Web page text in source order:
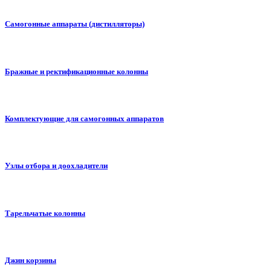
Самогонные аппараты (дистилляторы)
Бражные и ректификационные колонны
Комплектующие для самогонных аппаратов
Узлы отбора и доохладители
Тарельчатые колонны
Джин корзины